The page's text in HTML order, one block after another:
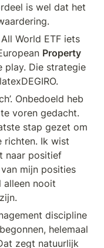
is wel dat het
World ETF iets
Property
play. Die strategie
Onbedoeld heb
voren gedacht.
stap gezet om
richten. Ik wist
naar positief
mijn posities
alleen nooit
discipline
helemaal
zegt natuurlijk